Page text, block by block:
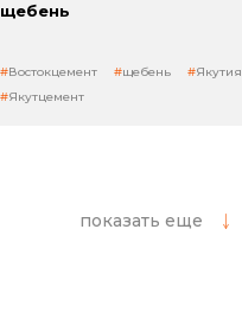
щебень
Востокцемент щебень
Якутия
Якутцемент
показать еще